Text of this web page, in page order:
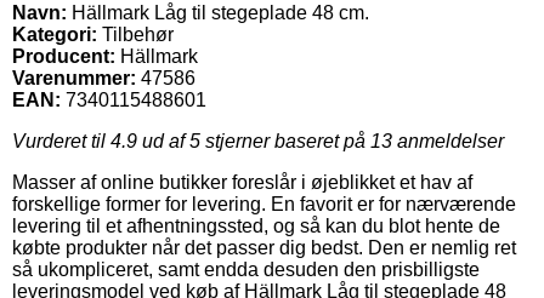
Navn: Hällmark Låg til stegeplade 48 cm.
Kategori: Tilbehør
Producent: Hällmark
Varenummer: 47586
EAN: 7340115488601
Vurderet til 4.9 ud af 5 stjerner baseret på 13 anmeldelser
Masser af online butikker foreslår i øjeblikket et hav af
forskellige former for levering. En favorit er for nærværende
levering til et afhentningssted, og så kan du blot hente de
købte produkter når det passer dig bedst. Den er nemlig ret
så ukompliceret, samt endda desuden den prisbilligste
leveringsmodel ved køb af Hällmark Låg til stegeplade 48